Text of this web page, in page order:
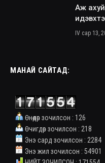
Аж
IV сар 13,
МАНАЙ САЙТАД:
Өнөөдөр зочилсон : 126
Өчигдөр зочилсон : 218
Энэ сард зочилсон : 2284
Энэ жил зочилсон : 54901